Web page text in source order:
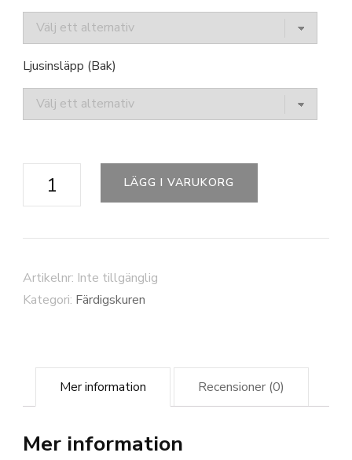
Ljusinsläpp (Bak)
GMC
LÄGG I VARUKORG
Artikelnr: Inte tillgänglig
Kategori: Färdigskuren
Mer information Recensioner (0)
Mer information